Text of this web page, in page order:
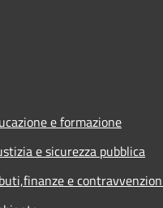
e formazione
e sicurezza pubblica
e